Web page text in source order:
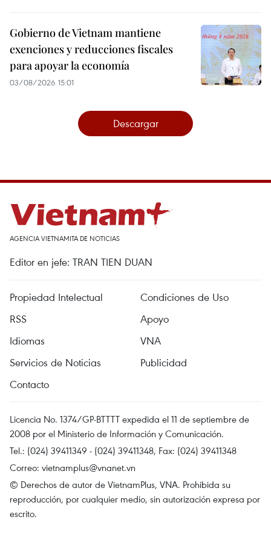
Gobierno de Vietnam mantiene
exenciones y reducciones fiscales
para apoyar la economía
03/08/2026 15:01
Descargar
AGENCIA VIETNAMITA DE NOTICIAS
Editor en jefe: TRAN TIEN DUAN
Propiedad Intelectual
Condiciones de Uso
RSS
Apoyo
Idiomas
VNA
Servicios de Noticias
Publicidad
Contacto
Licencia No. 1374/GP-BTTTT expedida el 11 de septiembre de
2008 por el Ministerio de Información y Comunicación.
Tel.: (024) 39411349 - (024) 39411348, Fax: (024) 39411348
Correo: vietnamplus@vnanet.vn
© Derechos de autor de VietnamPlus, VNA. Prohibida su
reproducción, por cualquier medio, sin autorización expresa por
escrito.